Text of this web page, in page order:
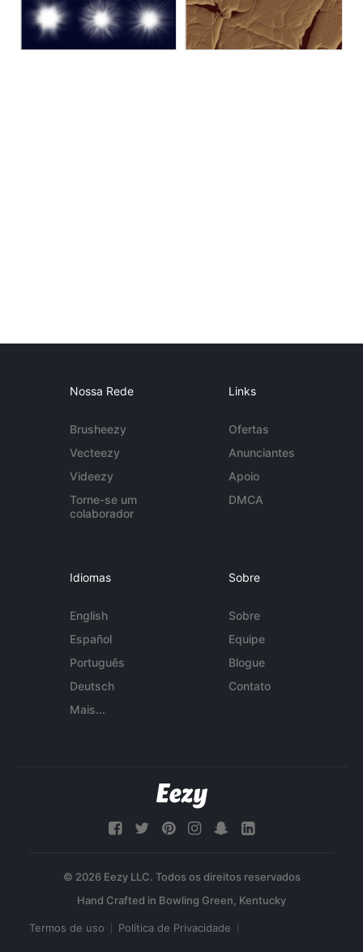
Nossa Rede
Brusheezy
Vecteezy
Videezy
Torne-se um
colaborador
Links
Ofertas
Anunciantes
Apoio
DMCA
Idiomas
English
Español
Português
Deutsch
Mais...
Sobre
Sobre
Equipe
Blogue
Contato
© 2026 Eezy LLC. Todos os direitos reservados
Termos de uso Política de Privacidade